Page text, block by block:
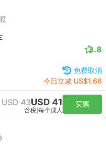
3.8
免费取消
今日立减 US$1.66
USD 43USD 41
含税 每个成人
买票